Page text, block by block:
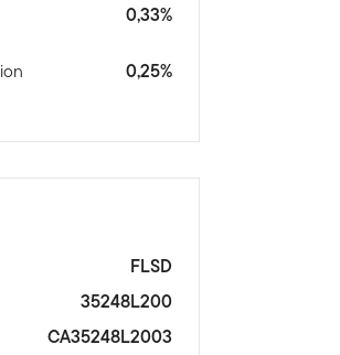
0,33%
0,25%
FLSD
35248L200
CA35248L2003